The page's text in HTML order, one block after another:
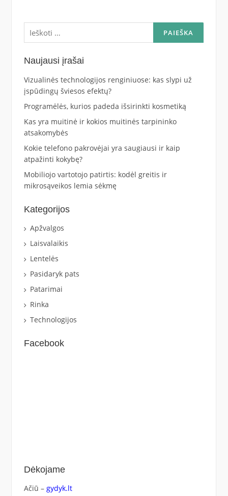
Ieškoti:
Naujausi įrašai
Vizualinės technologijos renginiuose: kas slypi už
įspūdingų šviesos efektų?
Programėlės, kurios padeda išsirinkti kosmetiką
Kas yra muitinė ir kokios muitinės tarpininko
atsakomybės
Kokie telefono pakrovėjai yra saugiausi ir kaip
atpažinti kokybę?
Mobiliojo vartotojo patirtis: kodėl greitis ir
mikrosąveikos lemia sėkmę
Kategorijos
Apžvalgos
Laisvalaikis
Lentelės
Pasidaryk pats
Patarimai
Rinka
Technologijos
Facebook
Dėkojame
Ačiū – gydyk.lt